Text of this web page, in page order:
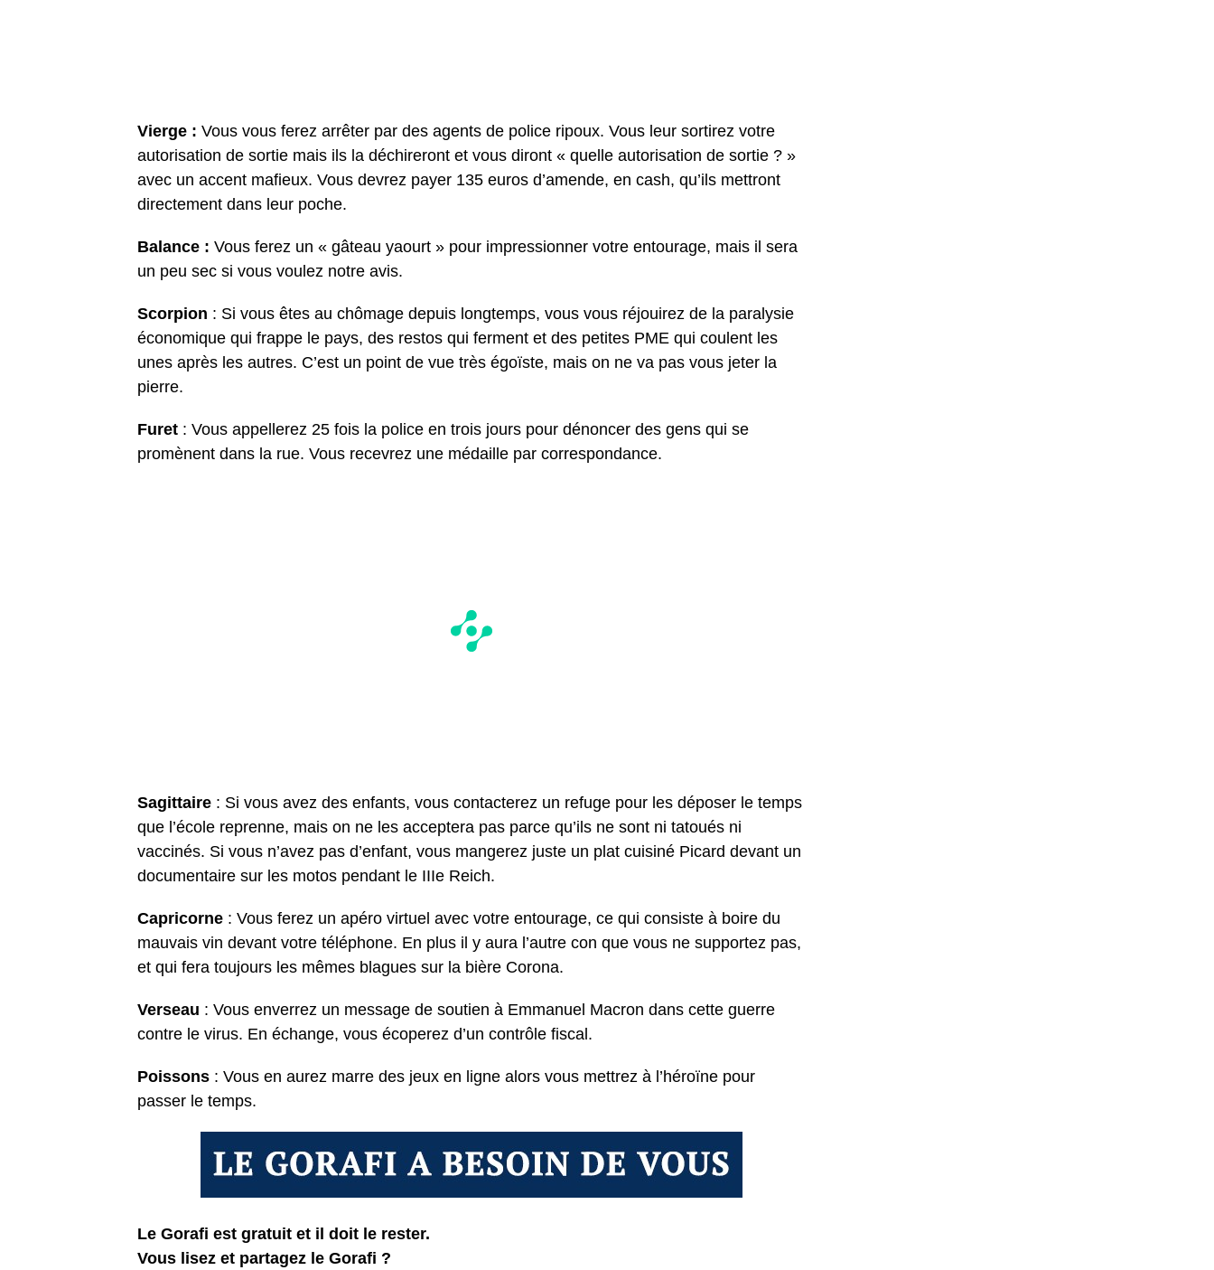
Vierge : Vous vous ferez arrêter par des agents de police ripoux. Vous leur sortirez votre
autorisation de sortie mais ils la déchireront et vous diront « quelle autorisation de sortie ? »
avec un accent mafieux. Vous devrez payer 135 euros d’amende, en cash, qu’ils mettront
directement dans leur poche.
Balance : Vous ferez un « gâteau yaourt » pour impressionner votre entourage, mais il sera
un peu sec si vous voulez notre avis.
Scorpion : Si vous êtes au chômage depuis longtemps, vous vous réjouirez de la paralysie
économique qui frappe le pays, des restos qui ferment et des petites PME qui coulent les
unes après les autres. C’est un point de vue très égoïste, mais on ne va pas vous jeter la
pierre.
Furet : Vous appellerez 25 fois la police en trois jours pour dénoncer des gens qui se
promènent dans la rue. Vous recevrez une médaille par correspondance.
Sagittaire : Si vous avez des enfants, vous contacterez un refuge pour les déposer le temps
que l’école reprenne, mais on ne les acceptera pas parce qu’ils ne sont ni tatoués ni
vaccinés. Si vous n’avez pas d’enfant, vous mangerez juste un plat cuisiné Picard devant un
documentaire sur les motos pendant le IIIe Reich.
Capricorne : Vous ferez un apéro virtuel avec votre entourage, ce qui consiste à boire du
mauvais vin devant votre téléphone. En plus il y aura l’autre con que vous ne supportez pas,
et qui fera toujours les mêmes blagues sur la bière Corona.
Verseau : Vous enverrez un message de soutien à Emmanuel Macron dans cette guerre
contre le virus. En échange, vous écoperez d’un contrôle fiscal.
Poissons : Vous en aurez marre des jeux en ligne alors vous mettrez à l’héroïne pour
passer le temps.
Le Gorafi est gratuit et il doit le rester.
Vous lisez et partagez le Gorafi ?